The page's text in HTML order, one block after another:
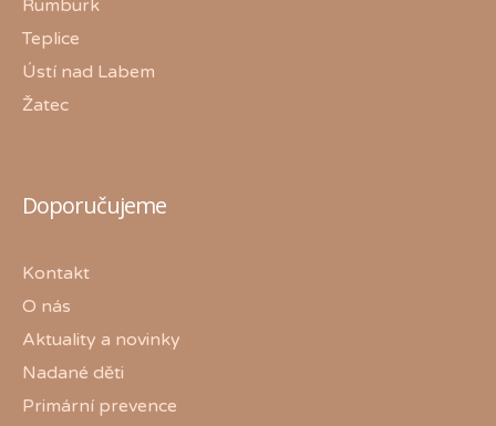
Rumburk
Teplice
Ústí nad Labem
Žatec
Doporučujeme
Kontakt
O nás
Aktuality a novinky
Nadané děti
Primární prevence